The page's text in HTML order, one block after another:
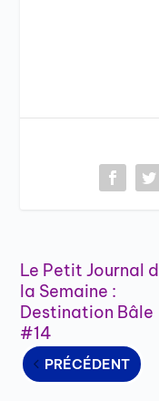
Le Petit Journal
la Semaine :
Destination Bâle
#14
PRÉCÉDENT